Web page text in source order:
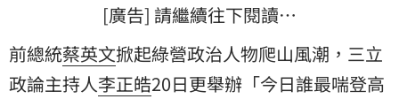
[廣告] 請繼續往下閱讀…
前總統蔡英文掀起綠營政治人物爬山風潮，三立
政論主持人李正皓20日更舉辦「今日誰最喘登高